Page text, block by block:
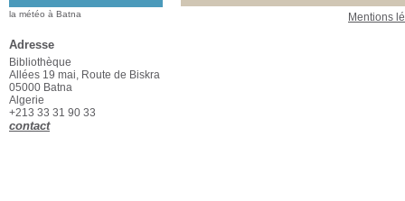
Mentions
la météo à Batna
Adresse
Bibliothèque
Allées 19 mai, Route de Biskra
05000 Batna
Algerie
+213 33 31 90 33
contact